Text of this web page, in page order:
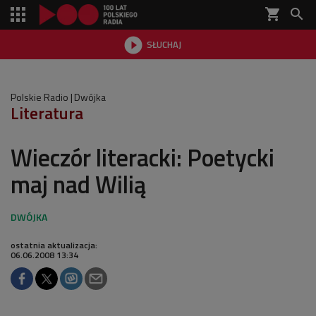
shopping_cart 
 SŁUCHAJ

Polskie Radio Dwójka
Literatura
Wieczór literacki: Poetycki
maj nad Wilią
ostatnia aktualizacja:
06.06.2008 13:34